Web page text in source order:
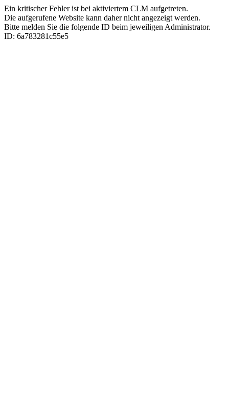
Ein kritischer Fehler ist bei aktiviertem CLM aufgetreten.
Die aufgerufene Website kann daher nicht angezeigt werden.
Bitte melden Sie die folgende ID beim jeweiligen Administrator.
ID: 6a783281c55e5